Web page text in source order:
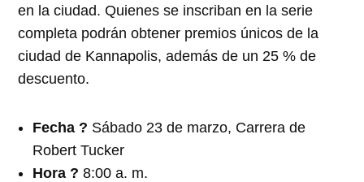
en la ciudad. Quienes se inscriban en la serie
completa podrán obtener premios únicos de la
ciudad de Kannapolis, además de un 25 % de
descuento.
Fecha ?️ Sábado 23 de marzo, Carrera de
Robert Tucker
Hora ?8:00 a. m.